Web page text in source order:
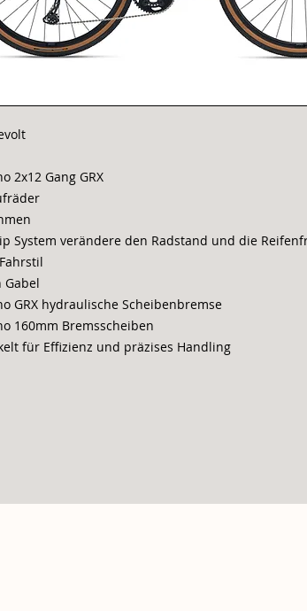
2x12 Gang GRX
System verändere den Radstand und die
Gabel
GRX hydraulische Scheibenbremse
160mm Bremsscheiben
für Effizienz und präzises Handling